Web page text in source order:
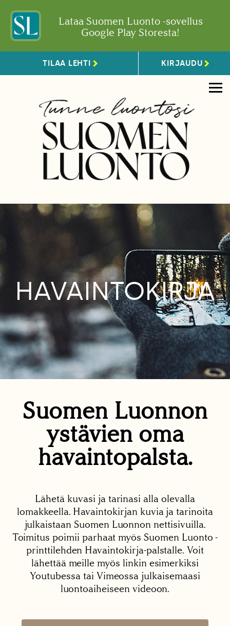
Lataa Suomen Luonto -sovellus
Google Play Storesta!
TILAA LEHTI KIRJAUDU
HAVAINTOKIRJA
Suomen Luonnon
ystävien oma
havaintopalsta.
Lähetä kuvasi ja tarinasi alla olevalla
lomakkeella. Havaintokirjan kuvia ja tarinoita
julkaistaan Suomen Luonnon nettisivuilla.
Toimitus poimii parhaat myös Suomen Luonto -
printtilehden Havaintokirja-palstalle. Voit
lähettää meille myös linkin esimerkiksi
Youtubessa tai Vimeossa julkaisemaasi
luontoaiheiseen videoon.